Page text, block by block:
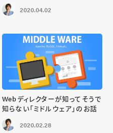
2020.04.02
Webディレクターが知ってそうで
知らない「ミドルウェア」のお話
2020.02.28